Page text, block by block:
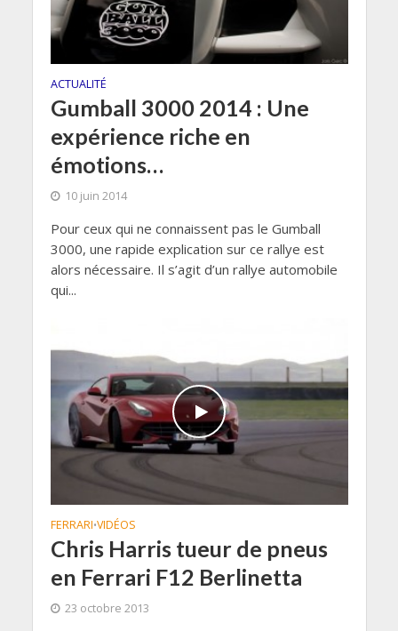
ACTUALITÉ
Gumball 3000 2014 : Une
expérience riche en
émotions…
10 juin 2014
Pour ceux qui ne connaissent pas le Gumball
3000, une rapide explication sur ce rallye est
alors nécessaire. Il s’agit d’un rallye automobile
qui...
FERRARI•VIDÉOS
Chris Harris tueur de pneus
en Ferrari F12 Berlinetta
23 octobre 2013